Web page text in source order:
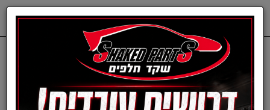
חלפים מכנים SUBARU רפידות בלם - סובארו
סט רפידות בלם קדמי